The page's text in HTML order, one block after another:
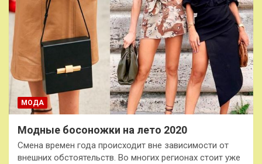
МОДА
Модные босоножки на лето 2020
Смена времен года происходит вне зависимости от
внешних обстоятельств. Во многих регионах стоит уже